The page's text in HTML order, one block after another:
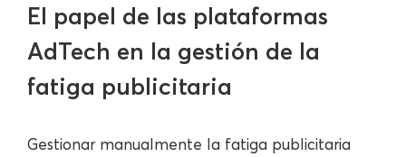
El papel de las plataformas
AdTech en la gestión de la
fatiga publicitaria
Gestionar manualmente la fatiga publicitaria